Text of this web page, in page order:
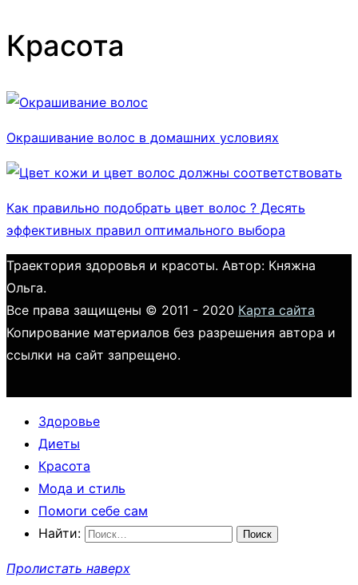
Красота
Окрашивание волос в домашних условиях
Как правильно подобрать цвет волос ? Десять
эффективных правил оптимального выбора
Траектория здоровья и красоты. Автор: Княжна
Ольга.
Все права защищены © 2011 - 2020 Карта сайта
Копирование материалов без разрешения автора и
ссылки на сайт запрещено.
Здоровье
Диеты
Красота
Мода и стиль
Помоги себе сам
Найти:
Пролистать наверх